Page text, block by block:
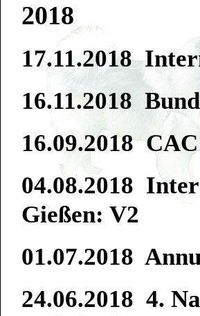
2018
17.11.2018
16.11.2018
16.09.2018
04.08.2018
Gießen: V2
01.07.2018
24.06.2018 4.